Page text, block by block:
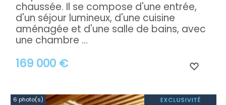
169 000 €
chaussée. Il se compose d'une entrée,
d'un séjour lumineux, d'une cuisine
aménagée et d'une salle de bains, avec
une chambre ...
6 photo(s)